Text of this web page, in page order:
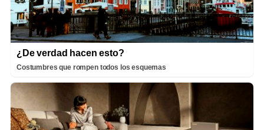
¿De verdad hacen esto?
Costumbres que rompen todos los esquemas